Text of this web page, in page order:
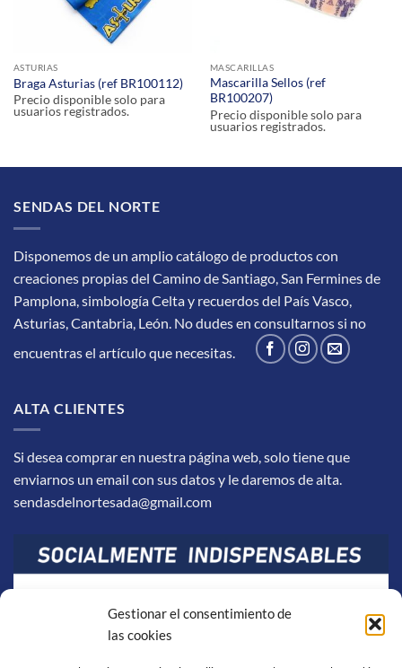
Gestionar el consentimiento de
las cookies
ASTURIAS
Braga Asturias (ref BR100112)
Precio disponible solo para
usuarios registrados.
MASCARILLAS
Mascarilla Sellos (ref
BR100207)
Precio disponible solo para
usuarios registrados.
SENDAS DEL NORTE
Disponemos de un amplio catálogo de productos con
creaciones propias del Camino de Santiago, San Fermines de
Pamplona, simbología Celta y recuerdos del País Vasco,
Asturias, Cantabria, León. No dudes en consultarnos si no
encuentras el artículo que necesitas.
ALTA CLIENTES
Si desea comprar en nuestra página web, solo tiene que
enviarnos un email con sus datos y le daremos de alta.
sendasdelnortesada@gmail.com